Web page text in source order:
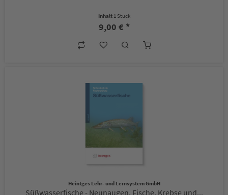
Inhalt 1 Stück
9,00 € *
Heintges Lehr- und Lernsystem GmbH
Süßwasserfische - Neunaugen, Fische, Krebse und...